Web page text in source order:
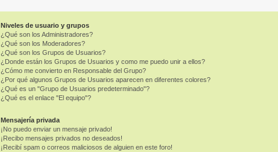
Niveles de usuario y grupos
¿Qué son los Administradores?
¿Qué son los Moderadores?
¿Qué son los Grupos de Usuarios?
¿Donde están los Grupos de Usuarios y como me puedo unir a ellos?
¿Cómo me convierto en Responsable del Grupo?
¿Por qué algunos Grupos de Usuarios aparecen en diferentes colores?
¿Qué es un "Grupo de Usuarios predeterminado"?
¿Qué es el enlace "El equipo"?
Mensajería privada
¡No puedo enviar un mensaje privado!
¡Recibo mensajes privados no deseados!
¡Recibí spam o correos maliciosos de alguien en este foro!